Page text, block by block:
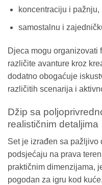
koncentraciju i pažnju,
samostalnu i
Djeca mogu organizovati
različite avanture kroz
dodatno obogaćuje
različitih scenarija i
Džip sa
realističnim detaljima
Set je izrađen sa
podsjećaju na prava
praktičnim dimenzijama,
pogodan za igru kod